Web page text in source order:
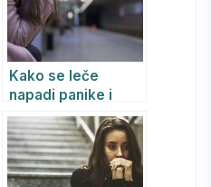
Kako se leče
napadi panike i
panični poremećaj?